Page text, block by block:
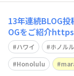
13年連続BLOG
OGをご紹介
ハワイ ホノルル
Honolulu